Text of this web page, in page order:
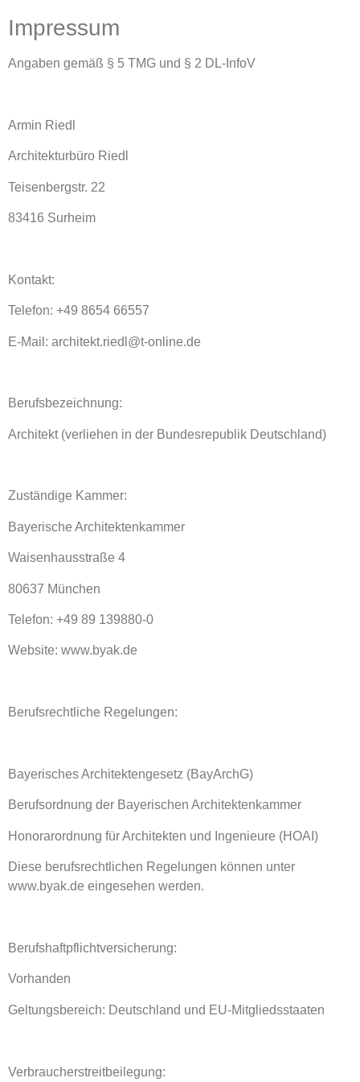
Impressum
Angaben gemäß § 5 TMG und § 2 DL-InfoV
Armin Riedl
Architekturbüro Riedl
Teisenbergstr. 22
83416 Surheim
Kontakt:
Telefon: +49 8654 66557
E-Mail: architekt.riedl@t-online.de
Berufsbezeichnung:
Architekt (verliehen in der Bundesrepublik Deutschland)
Zuständige Kammer:
Bayerische Architektenkammer
Waisenhausstraße 4
80637 München
Telefon: +49 89 139880-0
Website: www.byak.de
Berufsrechtliche Regelungen:
Bayerisches Architektengesetz (BayArchG)
Berufsordnung der Bayerischen Architektenkammer
Honorarordnung für Architekten und Ingenieure (HOAI)
Diese berufsrechtlichen Regelungen können unter
www.byak.de eingesehen werden.
Berufshaftpflichtversicherung:
Vorhanden
Geltungsbereich: Deutschland und EU-Mitgliedsstaaten
Verbraucherstreitbeilegung: